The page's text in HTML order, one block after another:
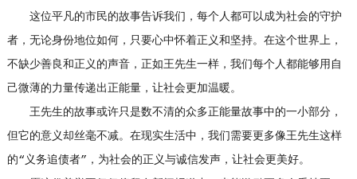
这位平凡的市民的故事告诉我们，每个人都可以成为社会的守护
者，无论身份地位如何，只要心中怀着正义和坚持。在这个世界上，
不缺少善良和正义的声音，正如王先生一样，我们每个人都能够用自
己微薄的力量传递出正能量，让社会更加温暖。
王先生的故事或许只是数不清的众多正能量故事中的一小部分，
但它的意义却丝毫不减。在现实生活中，我们需要更多像王先生这样
的“义务追债者”，为社会的正义与诚信发声，让社会更美好。